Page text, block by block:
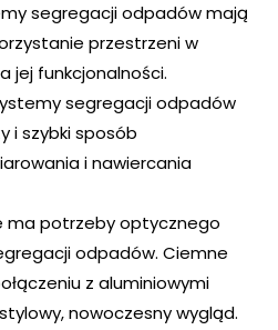
segregacji odpadów mają
przestrzeni w
jej funkcjonalności.
segregacji odpadów
i szybki sposób
i nawiercania
ma potrzeby optycznego
odpadów. Ciemne
z aluminiowymi
nowoczesny wygląd.